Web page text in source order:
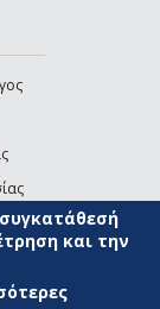
και την